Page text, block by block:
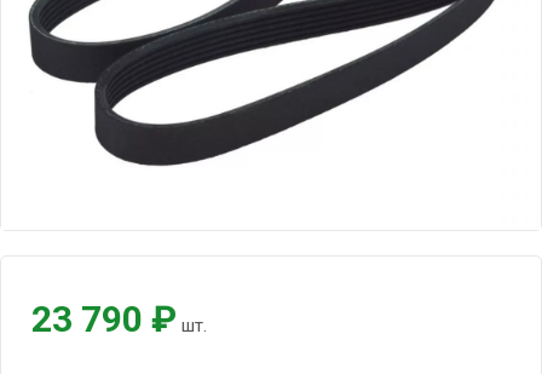
23 790 ₽ шт.